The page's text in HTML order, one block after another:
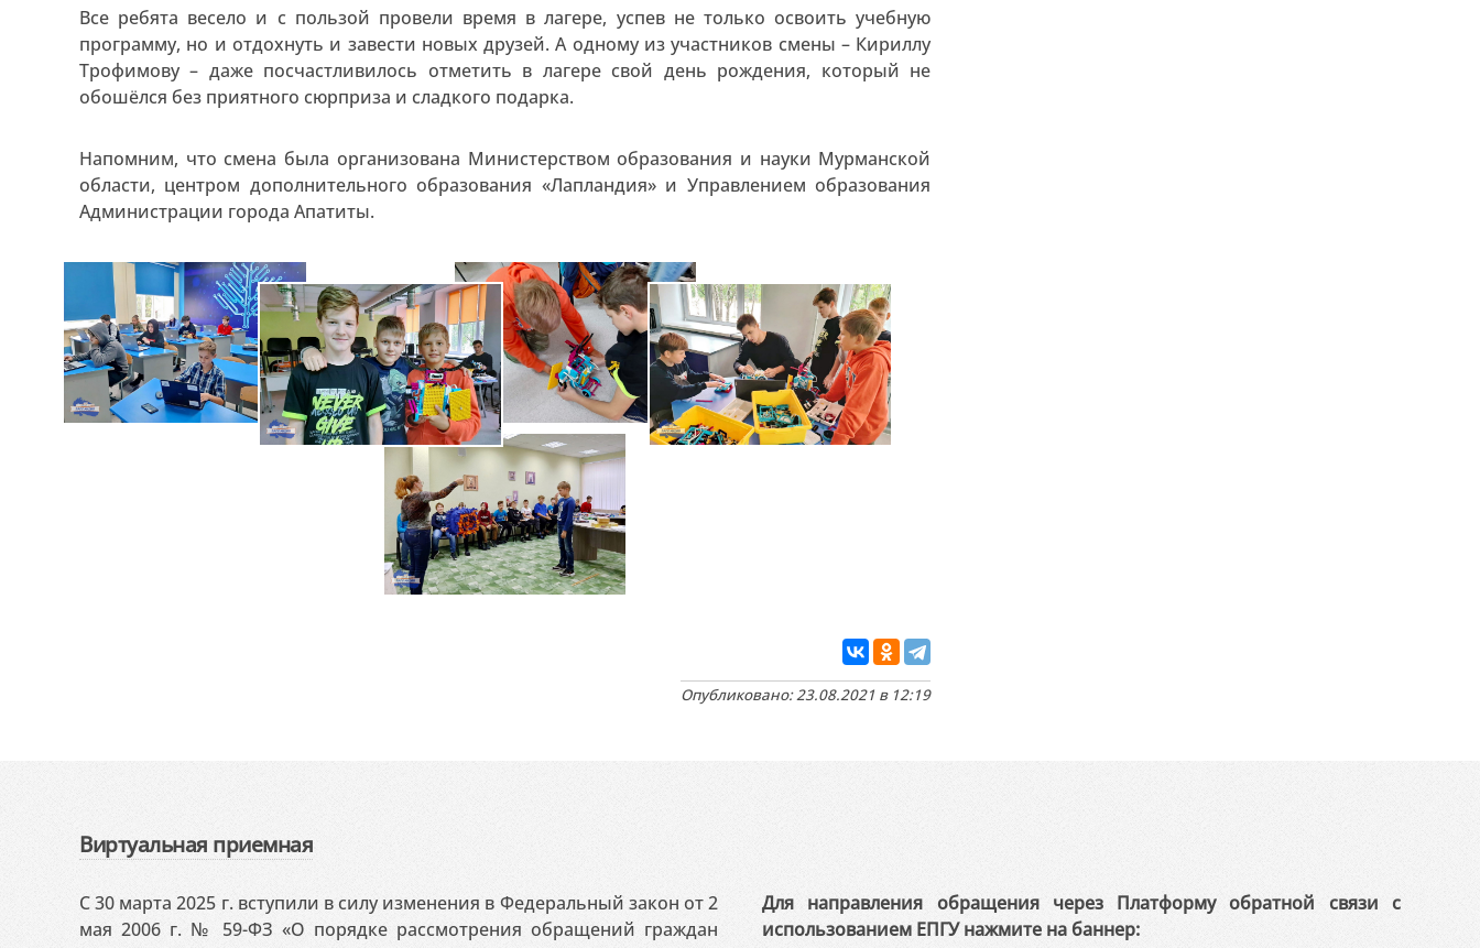
Все ребята весело и с пользой провели время в лагере, успев не только освоить учебную
программу, но и отдохнуть и завести новых друзей. А одному из участников смены – Кириллу
Трофимову – даже посчастливилось отметить в лагере свой день рождения, который не
обошёлся без приятного сюрприза и сладкого подарка.
Напомним, что смена была организована Министерством образования и науки Мурманской
области, центром дополнительного образования «Лапландия» и Управлением образования
Администрации города Апатиты.
Опубликовано: 23.08.2021 в 12:19
Виртуальная приемная
С 30 марта 2025 г. вступили в силу изменения в Федеральный закон от 2
мая 2006 г. № 59-ФЗ «О порядке рассмотрения обращений граждан
Для направления обращения через Платформу обратной связи с
использованием ЕПГУ нажмите на баннер: